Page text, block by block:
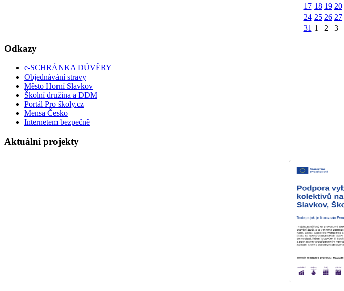
17 18 19 20
24 25 26 27
31 1 2 3
Odkazy
e-SCHRÁNKA DŮVĚRY
Objednávání stravy
Město Horní Slavkov
Školní družina a DDM
Portál Pro školy.cz
Mensa Česko
Internetem bezpečně
Aktuální projekty